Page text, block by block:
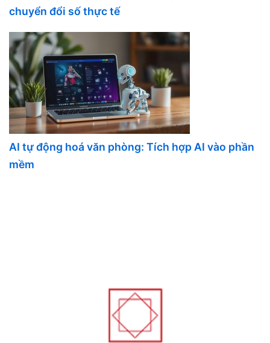
chuyển đổi số thực tế
AI tự động hoá văn phòng: Tích hợp AI vào phần
mềm